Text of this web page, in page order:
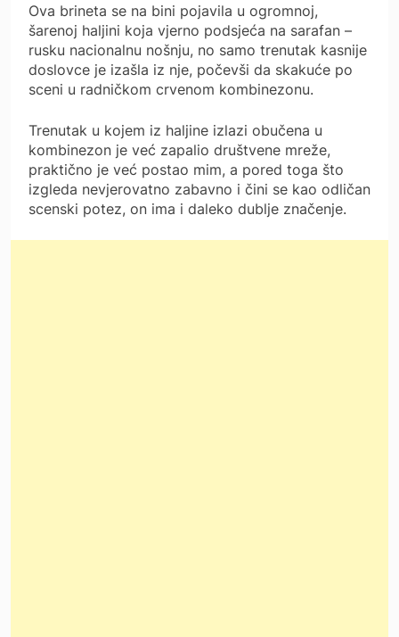
Ova brineta se na bini pojavila u ogromnoj,
šarenoj haljini koja vjerno podsjeća na sarafan –
rusku nacionalnu nošnju, no samo trenutak kasnije
doslovce je izašla iz nje, počevši da skakuće po
sceni u radničkom crvenom kombinezonu.
Trenutak u kojem iz haljine izlazi obučena u
kombinezon je već zapalio društvene mreže,
praktično je već postao mim, a pored toga što
izgleda nevjerovatno zabavno i čini se kao odličan
scenski potez, on ima i daleko dublje značenje.